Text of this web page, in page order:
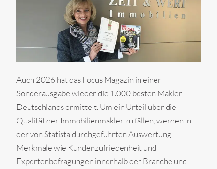
Auch 2026 hat das Focus Magazin in einer
Sonderausgabe wieder die 1.000 besten Makler
Deutschlands ermittelt. Um ein Urteil über die
Qualität der Immobilienmakler zu fällen, werden in
der von Statista durchgeführten Auswertung
Merkmale wie Kundenzufriedenheit und
Expertenbefragungen innerhalb der Branche und